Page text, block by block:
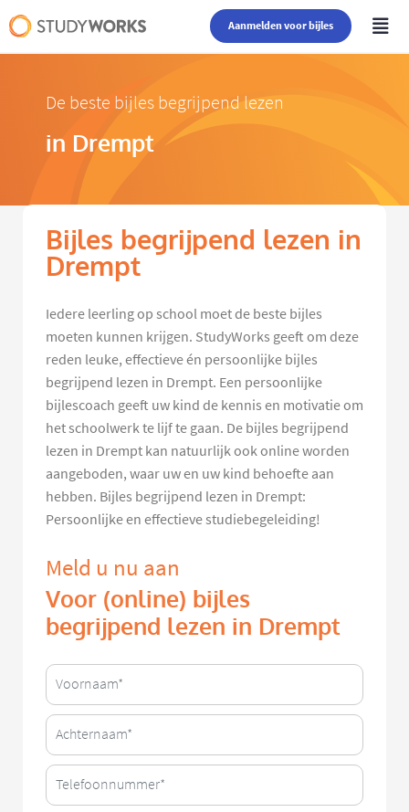
Aanmelden voor bijles
De beste bijles begrijpend lezen
in Drempt
Bijles begrijpend lezen in
Drempt
Iedere leerling op school moet de beste bijles
moeten kunnen krijgen. StudyWorks geeft om deze
reden leuke, effectieve én persoonlijke bijles
begrijpend lezen in Drempt. Een persoonlijke
bijlescoach geeft uw kind de kennis en motivatie om
het schoolwerk te lijf te gaan. De bijles begrijpend
lezen in Drempt kan natuurlijk ook online worden
aangeboden, waar uw en uw kind behoefte aan
hebben. Bijles begrijpend lezen in Drempt:
Persoonlijke en effectieve studiebegeleiding!
Meld u nu aan
Voor (online) bijles
begrijpend lezen in Drempt